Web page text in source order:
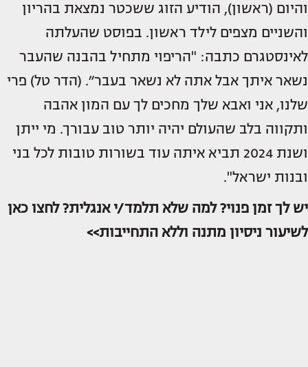
והיום (ראשון), הודיע הזוג ששכטר נמצאת בהריון
והשניים מצפים לילד ראשון. בפוסט שהעלתה
לאינסטגרם כתבה: "הריפוי מתחיל בהבנה שהעבר
נשאר איתך אבל אתה לא נשאר בעבר״. (הדר טל) פרי
שלנו, אני ואבא שלך מחכים לך עם המון אהבה
ותקווה בלב שהעולם יהיה יותר טוב עבורך. מי ייתן
ושנת 2024 תביא איתה עוד בשורות טובות לכל בני
ובנות ישראל".
יש לך זמן פנוי? למה שלא תלמד/י אנגלית? לחצו כאן
לשיעור ניסיון מתנה וללא התחייבות>>